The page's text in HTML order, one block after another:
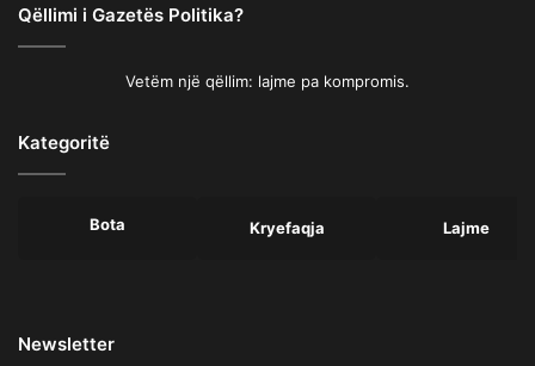
Qëllimi i Gazetës Politika?
Vetëm një qëllim: lajme pa kompromis.
Kategoritë
Bota Kryefaqja Lajme
Newsletter